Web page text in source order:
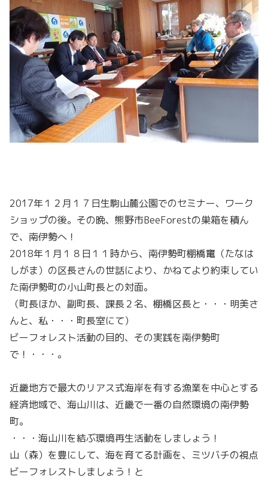
2017年１２月１７日生駒山麓公園でのセミナー、ワーク
ショップの後。その晩、熊野市BeeForestの巣箱を積ん
で、南伊勢へ！
2018年１月１８日１１時から、南伊勢町棚橋竃（たなは
しがま）の区長さんの世話により、かねてより約束してい
た南伊勢町の小山町長との対面。
（町長ほか、副町長、課長２名、棚橋区長と・・・明美さ
んと、私・・・町長室にて）
ビーフォレスト活動の目的、その実践を南伊勢町
で！・・・。
近畿地方で最大のリアス式海岸を有する漁業を中心とする
経済地域で、海山川は、近畿で一番の自然環境の南伊勢
町。
・・・海山川を結ぶ環境再生活動をしましょう！
山（森）を豊にして、海を育てる計画を、ミツバチの視点
ビーフォレストしましょう！と